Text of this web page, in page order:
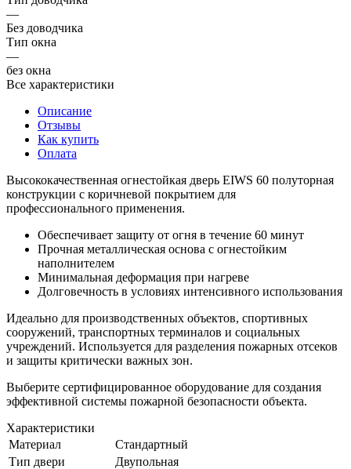
—
Без доводчика
Тип окна
—
без окна
Все характеристики
Описание
Отзывы
Как купить
Оплата
Высококачественная огнестойкая дверь EIWS 60 полуторная
конструкции с коричневой покрытием для
профессионального применения.
Обеспечивает защиту от огня в течение 60 минут
Прочная металлическая основа с огнестойким
наполнителем
Минимальная деформация при нагреве
Долговечность в условиях интенсивного использования
Идеально для производственных объектов, спортивных
сооружений, транспортных терминалов и социальных
учреждений. Используется для разделения пожарных отсеков
и защиты критически важных зон.
Выберите сертифицированное оборудование для создания
эффективной системы пожарной безопасности объекта.
Характеристики
Материал
Стандартный
Тип двери
Двупольная